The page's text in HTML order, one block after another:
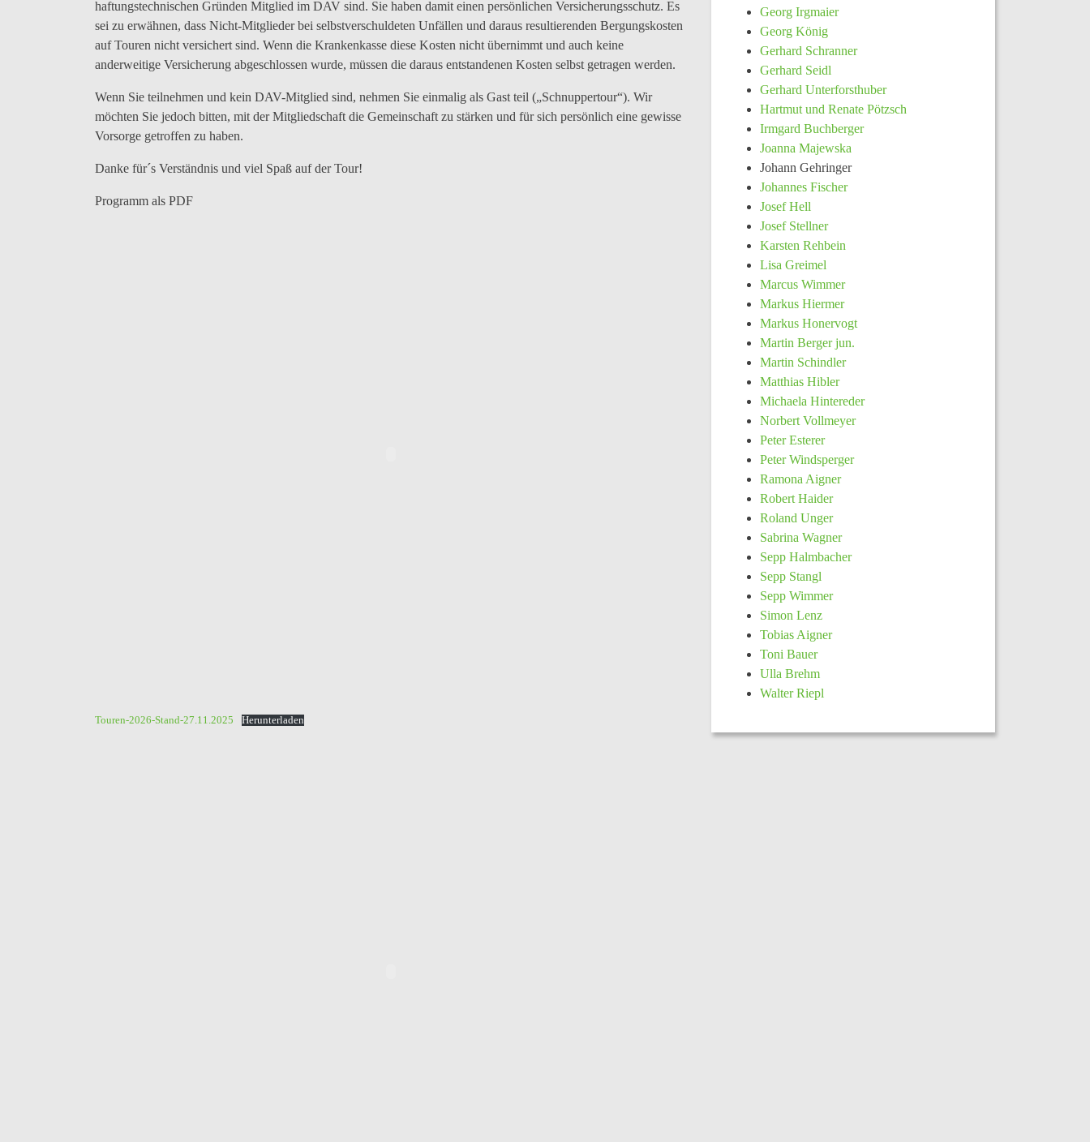
haftungstechnischen Gründen Mitglied im DAV sind. Sie haben damit einen persönlichen Versicherungsschutz. Es
sei zu erwähnen, dass Nicht-Mitglieder bei selbstverschuldeten Unfällen und daraus resultierenden Bergungskosten
auf Touren nicht versichert sind. Wenn die Krankenkasse diese Kosten nicht übernimmt und auch keine
anderweitige Versicherung abgeschlossen wurde, müssen die daraus entstandenen Kosten selbst getragen werden.
Wenn Sie teilnehmen und kein DAV-Mitglied sind, nehmen Sie einmalig als Gast teil („Schnuppertour“). Wir
möchten Sie jedoch bitten, mit der Mitgliedschaft die Gemeinschaft zu stärken und für sich persönlich eine gewisse
Vorsorge getroffen zu haben.
Danke für´s Verständnis und viel Spaß auf der Tour!
Programm als PDF
Touren-2026-Stand-27.11.2025 Herunterladen
Georg Irgmaier
Georg König
Gerhard Schranner
Gerhard Seidl
Gerhard Unterforsthuber
Hartmut und Renate Pötzsch
Irmgard Buchberger
Joanna Majewska
Johann Gehringer
Johannes Fischer
Josef Hell
Josef Stellner
Karsten Rehbein
Lisa Greimel
Marcus Wimmer
Markus Hiermer
Markus Honervogt
Martin Berger jun.
Martin Schindler
Matthias Hibler
Michaela Hintereder
Norbert Vollmeyer
Peter Esterer
Peter Windsperger
Ramona Aigner
Robert Haider
Roland Unger
Sabrina Wagner
Sepp Halmbacher
Sepp Stangl
Sepp Wimmer
Simon Lenz
Tobias Aigner
Toni Bauer
Ulla Brehm
Walter Riepl